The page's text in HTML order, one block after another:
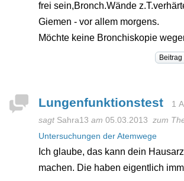
frei sein,Bronch.Wände
Giemen - vor allem morgens.
Möchte keine Bronchiskopie
Lungenfunktionstest
1
sagt Sahra13 am 05.03.2013 zum
Untersuchungen der Atemwege
Ich glaube, das kann dein
machen. Die haben eigentlich